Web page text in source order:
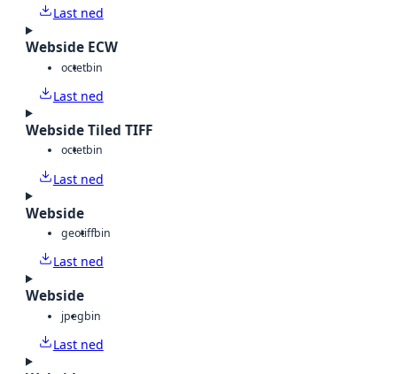
Last ned
Webside ECW
octetbin
Last ned
Webside Tiled TIFF
octetbin
Last ned
Webside
geotiffbin
Last ned
Webside
jpegbin
Last ned